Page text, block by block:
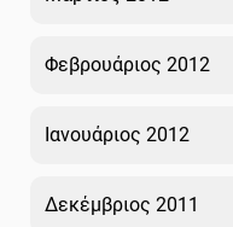
Φεβρουάριος 2012
Ιανουάριος 2012
Δεκέμβριος 2011